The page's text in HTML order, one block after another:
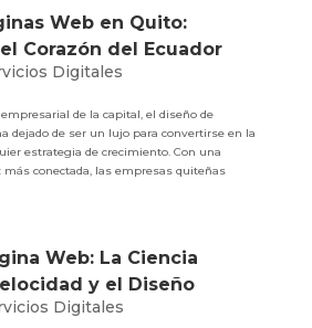
Web en Quito:
Corazón del Ecuador
Digitales
de la capital, el diseño de
dejado de ser un lujo para convertirse en la
estrategia de crecimiento. Con una
más conectada, las empresas quiteñas
Web: La Ciencia
y el Diseño
Digitales